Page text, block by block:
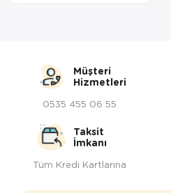
Müşteri
Hizmetleri
0535 455 06 55
Taksit
İmkanı
Tüm Kredi Kartlarına